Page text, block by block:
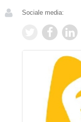
Sociale media: